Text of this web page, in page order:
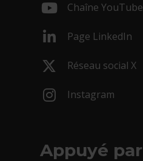
Chaîne YouTube
Page LinkedIn
Réseau social X
Instagram
Appuyé par